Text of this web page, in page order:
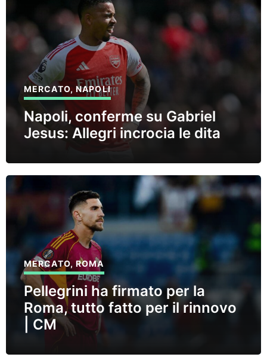
MERCATO,NAPOLI
Napoli, conferme su Gabriel
Jesus: Allegri incrocia le dita
MERCATO,ROMA
Pellegrini ha firmato per la
Roma, tutto fatto per il rinnovo
| CM